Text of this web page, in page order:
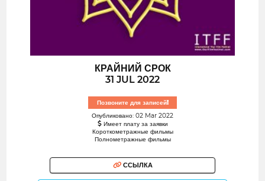
КРАЙНИЙ СРОК
31 JUL 2022
Позвоните для записей!
Опубликовано: 02 Mar 2022
Имеет плату за заявки
Короткометражные фильмы
Полнометражные фильмы
ССЫЛКА